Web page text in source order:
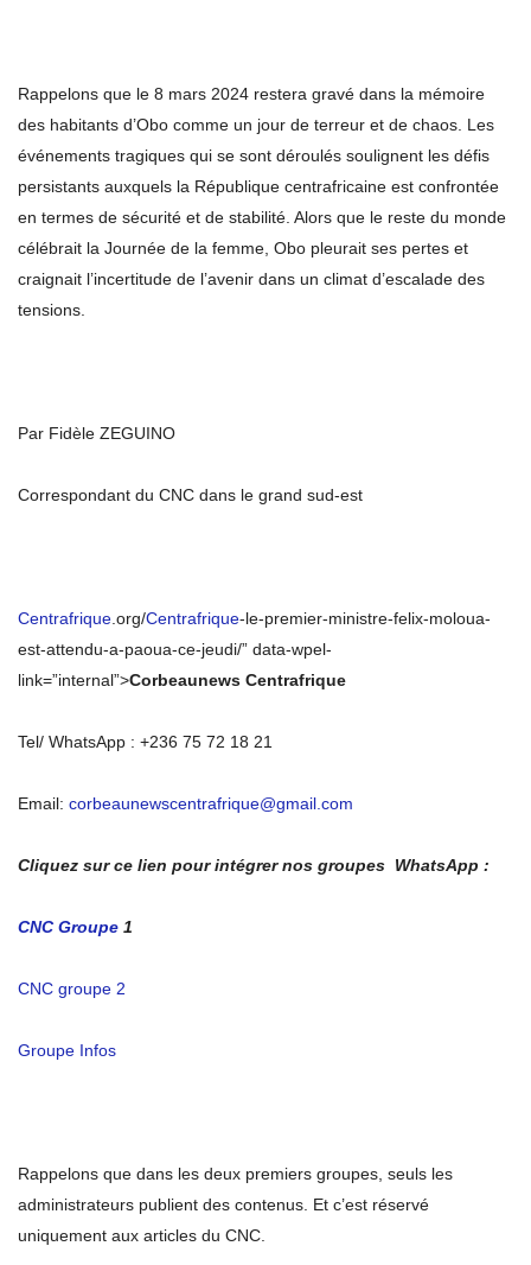
Rappelons que le 8 mars 2024 restera gravé dans la mémoire
des habitants d’Obo comme un jour de terreur et de chaos. Les
événements tragiques qui se sont déroulés soulignent les défis
persistants auxquels la République centrafricaine est confrontée
en termes de sécurité et de stabilité. Alors que le reste du monde
célébrait la Journée de la femme, Obo pleurait ses pertes et
craignait l’incertitude de l’avenir dans un climat d’escalade des
tensions.
Par Fidèle ZEGUINO
Correspondant du CNC dans le grand sud-est
Centrafrique.org/Centrafrique-le-premier-ministre-felix-moloua-
est-attendu-a-paoua-ce-jeudi/” data-wpel-
link=”internal”>Corbeaunews Centrafrique
Tel/ WhatsApp : +236 75 72 18 21
Email: corbeaunewscentrafrique@gmail.com
Cliquez sur ce lien pour intégrer nos groupes WhatsApp :
CNC Groupe 1
CNC groupe 2
Groupe Infos
Rappelons que dans les deux premiers groupes, seuls les
administrateurs publient des contenus. Et c’est réservé
uniquement aux articles du CNC.